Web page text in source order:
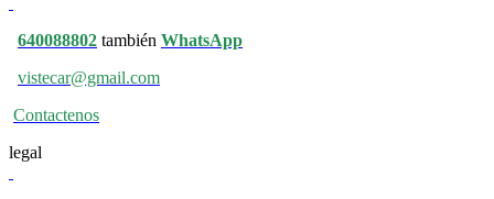
640088802 también WhatsApp
vistecar@gmail.com
Contactenos
legal